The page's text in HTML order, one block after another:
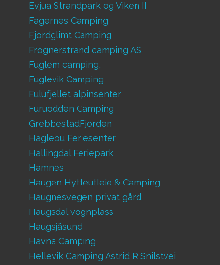
Evjua Strandpark og Viken II
Fagernes Camping
Fjordglimt Camping
Frognerstrand camping AS
Fuglem camping,
Fuglevik Camping
Fulufjellet alpinsenter
Furuodden Camping
GrebbestadFjorden
Haglebu Feriesenter
Hallingdal Feriepark
Hamnes
Haugen Hytteutleie & Camping
Haugnesvegen privat gård
Haugsdal vognplass
Haugsjåsund
Havna Camping
Hellevik Camping Astrid R Snilstvei